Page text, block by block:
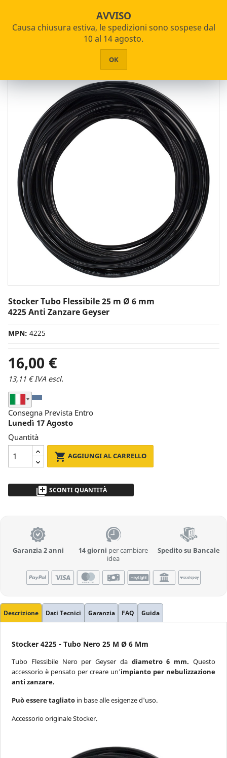

PRODOTTI
ASSISTENZA
CONTATTI
Giardinaggio e Agricoltura
Accessori e Ricambi
Stocker Tubo Flessibile 25 m Ø 6 mm
4225 Anti Zanzare Geyser
MPN: 4225
16,00 €
13,11 € IVA escl.
Seleziona Nazione di Spedizione
Consegna Prevista Entro
Lunedì 17 Agosto
Quantità
 AGGIUNGI AL CARRELLO
library_add SCONTI QUANTITÀ
Garanzia 2 anni 14 giorni per cambiare
idea
Spedito su Bancale
Descrizione Dati Tecnici Garanzia FAQ Guida
Stocker 4225 - Tubo Nero 25 M Ø 6 Mm
Tubo Flessibile Nero per Geyser da diametro 6 mm. Questo
accessorio è pensato per creare un'impianto per nebulizzazione
anti zanzare.
Può essere tagliato in base alle esigenze d'uso.
Accessorio originale Stocker.
AVVISO
Causa chiusura estiva, le spedizioni sono sospese dal
10 al 14 agosto.
OK